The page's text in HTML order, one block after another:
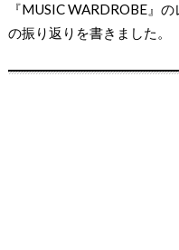
『MUSIC WARDROBE』
の振り返りを書きました。